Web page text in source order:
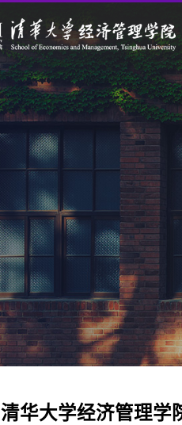
清华大学经济管理学